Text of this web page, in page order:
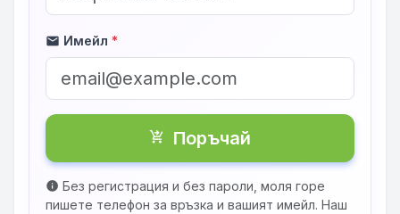
mail Имейл *
shopping_cart_checkout Поръчай
info Без регистрация и без пароли, моля горе
пишете телефон за връзка и вашият имейл. Наш